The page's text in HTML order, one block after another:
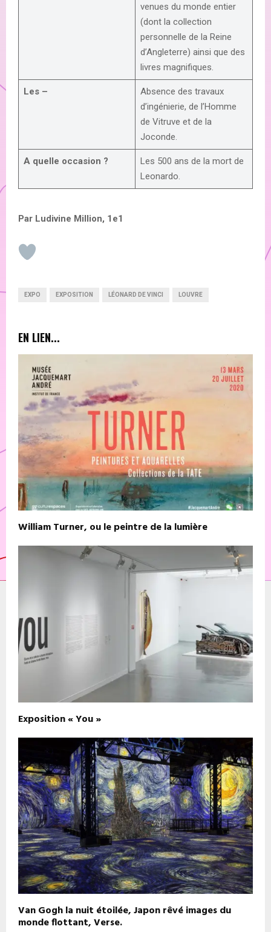
venues du monde entier
(dont la collection
personnelle de la Reine
d’Angleterre) ainsi que des
livres magnifiques.
Les –
Absence des travaux
d’ingénierie, de l’Homme
de Vitruve et de la
Joconde.
A quelle occasion ?
Les 500 ans de la mort de
Leonardo.
Par Ludivine Million, 1e1
EXPO EXPOSITION LÉONARD DE VINCI LOUVRE
EN LIEN...
William Turner, ou le peintre de la lumière
Exposition « You »
Van Gogh la nuit étoilée, Japon rêvé images du
monde flottant, Verse.